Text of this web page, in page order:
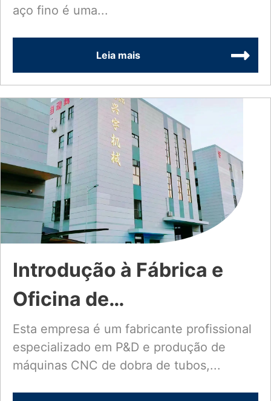
aço fino é uma...
Leia mais
Introdução à Fábrica e
Oficina de
Processamento
Esta empresa é um fabricante profissional
especializado em P&D e produção de
máquinas CNC de dobra de tubos,...